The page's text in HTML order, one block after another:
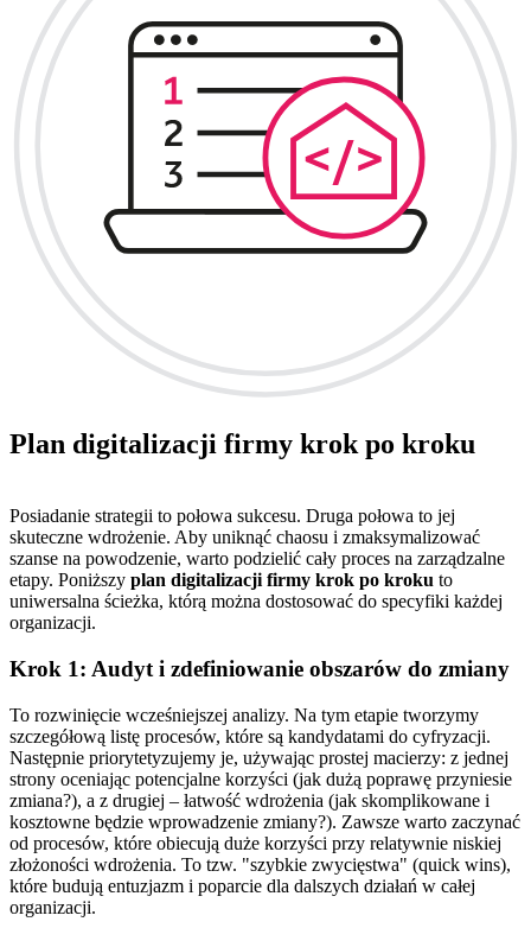
Plan digitalizacji firmy krok po kroku
Posiadanie strategii to połowa sukcesu. Druga połowa to jej
skuteczne wdrożenie. Aby uniknąć chaosu i zmaksymalizować
szanse na powodzenie, warto podzielić cały proces na zarządzalne
etapy. Poniższy plan digitalizacji firmy krok po kroku to
uniwersalna ścieżka, którą można dostosować do specyfiki każdej
organizacji.
Krok 1: Audyt i zdefiniowanie obszarów do zmiany
To rozwinięcie wcześniejszej analizy. Na tym etapie tworzymy
szczegółową listę procesów, które są kandydatami do cyfryzacji.
Następnie priorytetyzujemy je, używając prostej macierzy: z jednej
strony oceniając potencjalne korzyści (jak dużą poprawę przyniesie
zmiana?), a z drugiej – łatwość wdrożenia (jak skomplikowane i
kosztowne będzie wprowadzenie zmiany?). Zawsze warto zaczynać
od procesów, które obiecują duże korzyści przy relatywnie niskiej
złożoności wdrożenia. To tzw. "szybkie zwycięstwa" (quick wins),
które budują entuzjazm i poparcie dla dalszych działań w całej
organizacji.